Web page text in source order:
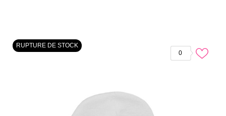
RUPTURE DE STOCK
0